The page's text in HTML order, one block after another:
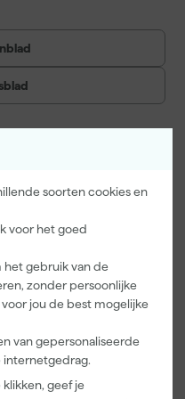
soorten cookies en
voor het goed
het gebruik van de
zonder persoonlijke
jou de best mogelijke
van gepersonaliseerde
internetgedrag.
geef jeGo!Paint Roll